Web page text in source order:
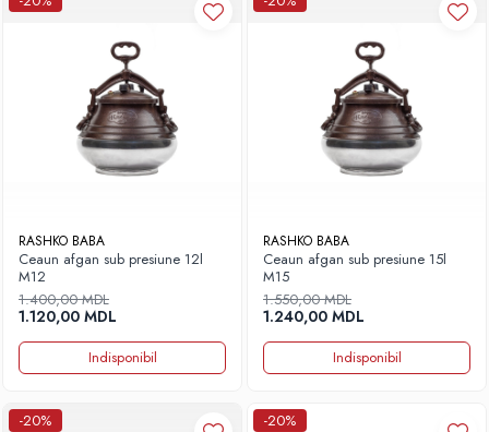
RASHKO BABA
Ceaun afgan sub presiune 12l
M12
1.400,00 MDL
1.120,00 MDL
Indisponibil
RASHKO BABA
Ceaun afgan sub presiune 15l
M15
1.550,00 MDL
1.240,00 MDL
Indisponibil
-20% -20%